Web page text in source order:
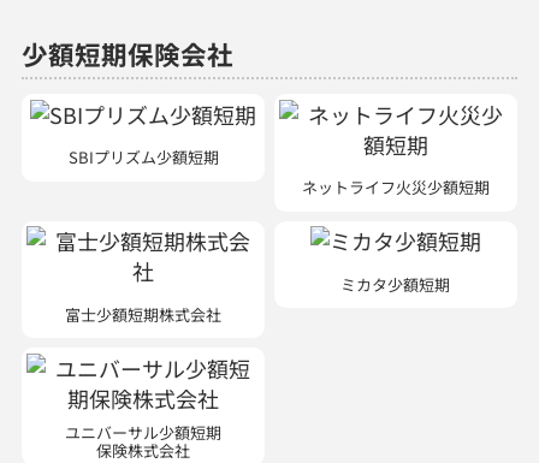
少額短期保険会社
SBIプリズム少額短期
ネットライフ火災少額短期
富士少額短期株式会社
ミカタ少額短期
ユニバーサル少額短期
保険株式会社